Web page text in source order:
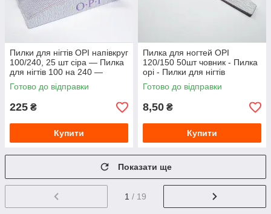
Пилки для нігтів OPI напівкруг
100/240, 25 шт сіра — Пилка
для нігтів 100 на 240 —
Пилка 100/240
Готово до відправки
225 ₴
Купити
Пилка для ногтей OPI
120/150 50шт човник - Пилка
opi - Пилки для нігтів
професійні
Готово до відправки
8,50 ₴
Купити
Показати ще
1 / 19